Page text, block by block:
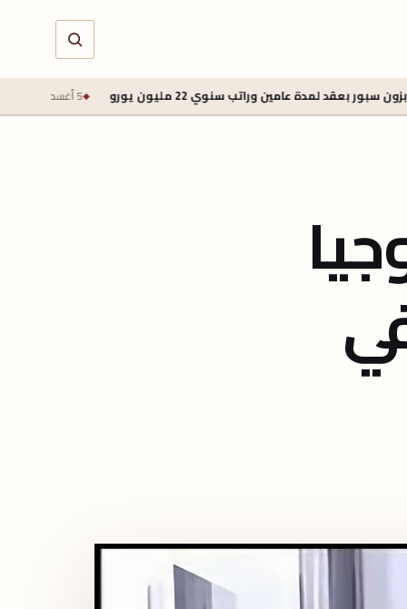
سنوي 22 مليون يورو 5 أغسطس 2026 - 1:45 م طرابزون